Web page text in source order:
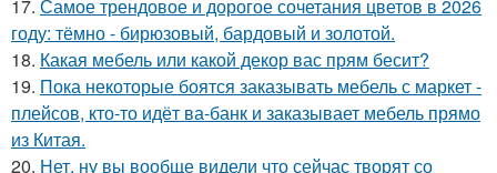
17. Самое трендовое и дорогое сочетания цветов в 2026
году: тёмно - бирюзовый, бардовый и золотой.
18. Какая мебель или какой декор вас прям бесит?
19. Пока некоторые боятся заказывать мебель с маркет -
плейсов, кто-то идёт ва-банк и заказывает мебель прямо
из Китая.
20. Нет, ну вы вообще видели что сейчас творят со